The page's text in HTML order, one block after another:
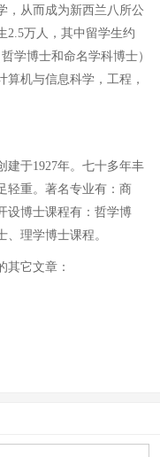
从而成为新西兰八所公
2.5万人，其中留学生约
学博士和命名学科博士）
机与信息科学，工程，
于1927年。七十多年丰
轻重。著名专业有：商
设博士课程有：哲学博
理学博士课程。
其它文章：